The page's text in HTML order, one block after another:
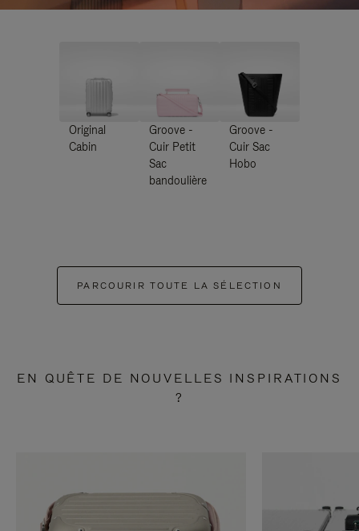
Original
Cabin
Groove -
Cuir Petit
Sac
bandoulière
Groove -
Cuir Sac
Hobo
PARCOURIR TOUTE LA SÉLECTION
EN QUÊTE DE NOUVELLES INSPIRATIONS
?